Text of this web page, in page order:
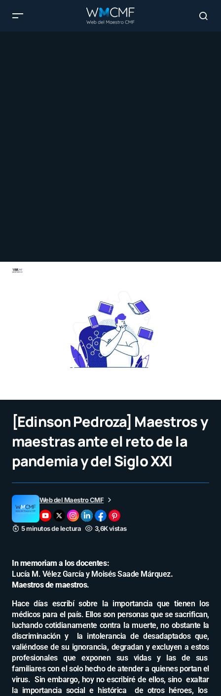
[Edinson Pedroza] Maestros y
maestras ante el reto de la
pandemia y del Siglo XXI
Web del Maestro CMF
5 minutos de lectura 3,6K vistas
In memoriam a los docentes:
Lucía M. Vélez García y Moisés Saade Márquez.
Maestros de maestros.
Hace días escribí sobre la importancia que tienen los
médicos para el país. Ellos son personas que se sacrifican,
luchando cotidianamente contra la muerte, no obstante la
discriminación y la intolerancia de desadaptados que,
valiéndose de su ignorancia, degradan y excluyen a estos
profesionales que exponen sus vidas y las de sus
familiares con el solo hecho de atender a quienes portan el
virus. Sin embargo, hoy no escribiré de ellos, sino exaltar
la importancia social e histórica de otros héroes, los